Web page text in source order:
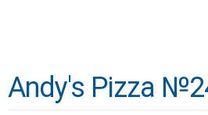
Andy's Pizza